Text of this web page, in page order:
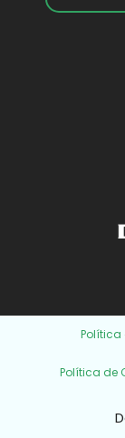
Política
Política de